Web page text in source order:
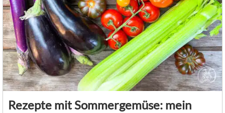
Rezepte mit Sommergemüse: mein